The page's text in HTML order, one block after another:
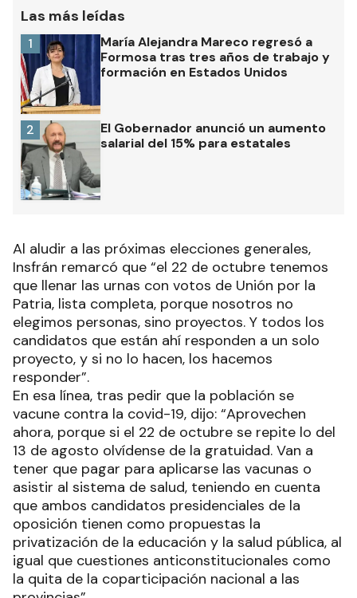
Las más leídas
María Alejandra Mareco regresó a
Formosa tras tres años de trabajo y
formación en Estados Unidos
1
El Gobernador anunció un aumento
salarial del 15% para estatales
2
Al aludir a las próximas elecciones generales,
Insfrán remarcó que “el 22 de octubre tenemos
que llenar las urnas con votos de Unión por la
Patria, lista completa, porque nosotros no
elegimos personas, sino proyectos. Y todos los
candidatos que están ahí responden a un solo
proyecto, y si no lo hacen, los hacemos
responder”.
En esa línea, tras pedir que la población se
vacune contra la covid-19, dijo: “Aprovechen
ahora, porque si el 22 de octubre se repite lo del
13 de agosto olvídense de la gratuidad. Van a
tener que pagar para aplicarse las vacunas o
asistir al sistema de salud, teniendo en cuenta
que ambos candidatos presidenciales de la
oposición tienen como propuestas la
privatización de la educación y la salud pública, al
igual que cuestiones anticonstitucionales como
la quita de la coparticipación nacional a las